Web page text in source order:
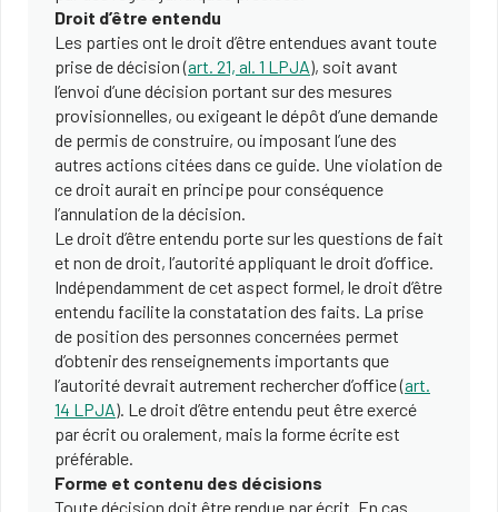
Droit d’être entendu
Les parties ont le droit d’être entendues avant toute
prise de décision (art. 21, al. 1 LPJA), soit avant
l’envoi d’une décision portant sur des mesures
provisionnelles, ou exigeant le dépôt d’une demande
de permis de construire, ou imposant l’une des
autres actions citées dans ce guide. Une violation de
ce droit aurait en principe pour conséquence
l’annulation de la décision.
Le droit d’être entendu porte sur les questions de fait
et non de droit, l’autorité appliquant le droit d’office.
Indépendamment de cet aspect formel, le droit d’être
entendu facilite la constatation des faits. La prise
de position des personnes concernées permet
d’obtenir des renseignements importants que
l’autorité devrait autrement rechercher d’office (art.
14 LPJA). Le droit d’être entendu peut être exercé
par écrit ou oralement, mais la forme écrite est
préférable.
Forme et contenu des décisions
Toute décision doit être rendue par écrit. En cas